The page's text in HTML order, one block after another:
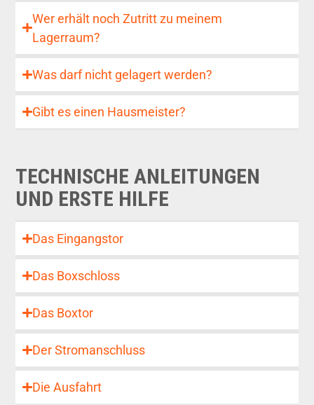
Wer erhält noch Zutritt zu meinem
Lagerraum?
Was darf nicht gelagert werden?
Gibt es einen Hausmeister?
TECHNISCHE ANLEITUNGEN
UND ERSTE HILFE
Das Eingangstor
Das Boxschloss
Das Boxtor
Der Stromanschluss
Die Ausfahrt